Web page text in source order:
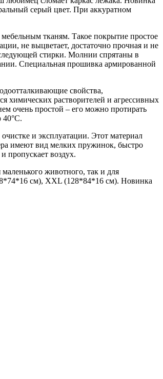
серый цвет. При аккуратном
тканям. Такое покрытие простое
не выцветает, достаточно прочная и не
стирки. Молнии спрятаны в
Специальная прошивка армированной
свойства,
химических растворителей и агрессивных
очень простой – его можно протирать
40°С.
и эксплуатации. Этот материал
имеют вид мелких пружинок, быстро
пропускает воздух.
животного, так и для
см), XXL (128*84*16 см). Новинка